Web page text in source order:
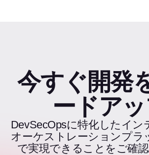
今すぐ開発
ードア
DevSecOpsに特化したイン
オーケストレーションプラ
で実現できることをご確認